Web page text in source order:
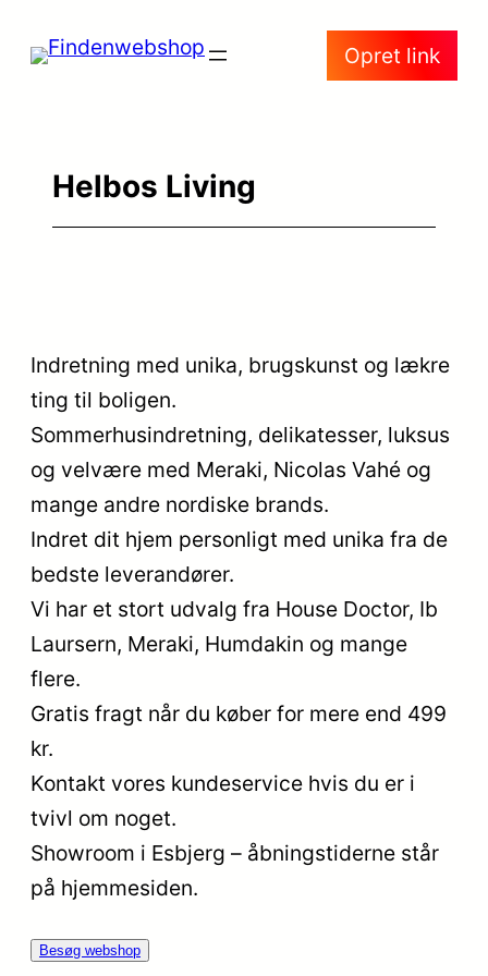
Opret link
Helbos Living
Indretning med unika, brugskunst og lækre
ting til boligen.
Sommerhusindretning, delikatesser, luksus
og velvære med Meraki, Nicolas Vahé og
mange andre nordiske brands.
Indret dit hjem personligt med unika fra de
bedste leverandører.
Vi har et stort udvalg fra House Doctor, Ib
Laursern, Meraki, Humdakin og mange
flere.
Gratis fragt når du køber for mere end 499
kr.
Kontakt vores kundeservice hvis du er i
tvivl om noget.
Showroom i Esbjerg – åbningstiderne står
på hjemmesiden.
Besøg webshop